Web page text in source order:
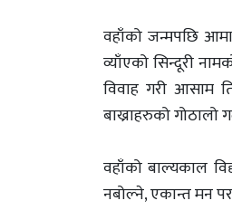
वहाँको जन्मपछि
व्याँएको सिन्दूरी
विवाह गरी आसाम
बाख्राहरुको गोठालो
वहाँको बाल्यकाल
नबोल्ने, एकान्त मन